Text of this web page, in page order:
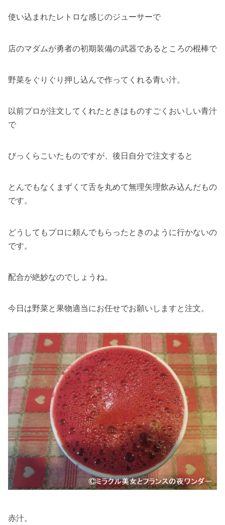
使い込まれたレトロな感じのジューサーで
店のマダムが勇者の初期装備の武器であるところの棍棒で
野菜をぐりぐり押し込んで作ってくれる青い汁。
以前プロが注文してくれたときはものすごくおいしい青汁
で
びっくらこいたものですが、後日自分で注文すると
とんでもなくまずくて舌を丸めて無理矢理飲み込んだもの
です。
どうしてもプロに頼んでもらったときのように行かないの
です。
配合が絶妙なのでしょうね。
今日は野菜と果物適当にお任せでお願いしますと注文。
赤汁。